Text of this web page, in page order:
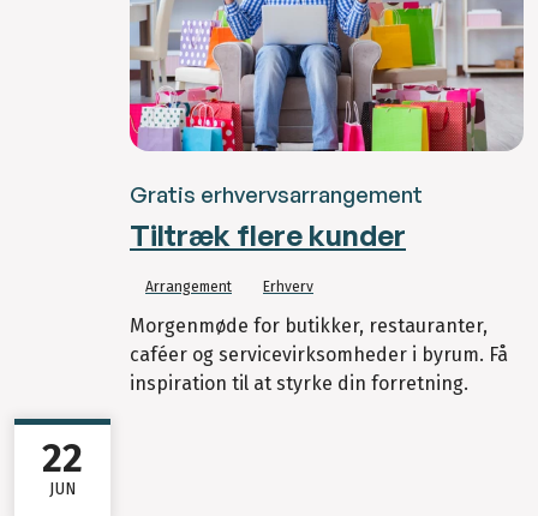
Gratis erhvervsarrangement
Tiltræk flere kunder
Arrangement Erhverv
Morgenmøde for butikker, restauranter,
caféer og servicevirksomheder i byrum. Få
inspiration til at styrke din forretning.
22
JUN